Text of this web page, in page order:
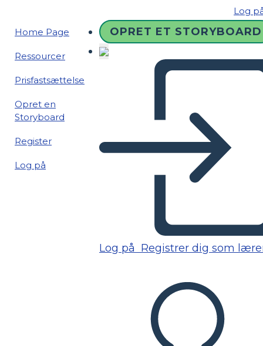
Log
Home Page
Ressourcer
Prisfastsættelse
Opret en
Storyboard
Register
Log på
OPRET ET STORYBOARD
Log på Registrer dig som